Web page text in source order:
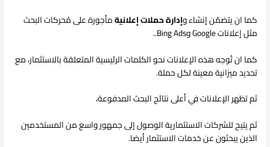
كما ان يتضمّن إنشاء وإدارة حملات إعلانيةمأجورة على مُحركات البحث
مثل إعلانات Google وBing Ads..
كما ان تُوجه هذه الإعلانات نحو الكلمات الرئيسية المتعلقة بالاستثمار، مع
تحديد ميزانية معينة لكل حملة.
ثم تظهر الإعلانات في أعلى نتائج البحث المدفوعة،
ثم يتيح للشركات الاستثمارية الوصول إلى جمهور واسع من المستخدمين
الذين يبحثون عن خدمات الاستثمار أيضا.